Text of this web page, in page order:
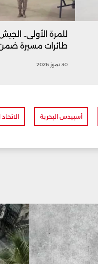
للمرة الأولى..
طائرات مسيرة
30 تموز 2026
أسبيدس البحرية